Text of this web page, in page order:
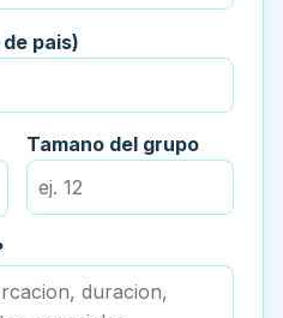
pais)
Tamano del grupo